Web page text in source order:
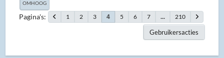
OMHOOG
Pagina's 1 2 3 4 5 6 7 ... 210
Gebruikersacties